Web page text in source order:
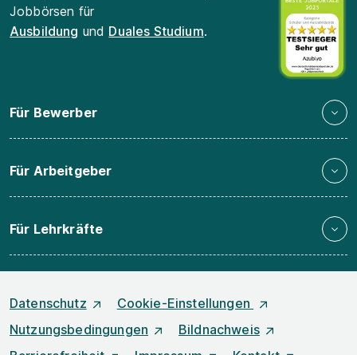
Jobbörsen für
Ausbildung und Duales Studium.
Für Bewerber
Für Arbeitgeber
Für Lehrkräfte
Datenschutz
Cookie-Einstellungen
Nutzungsbedingungen
Bildnachweis